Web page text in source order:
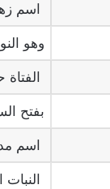
اسم
وهو
بفتح
اسم